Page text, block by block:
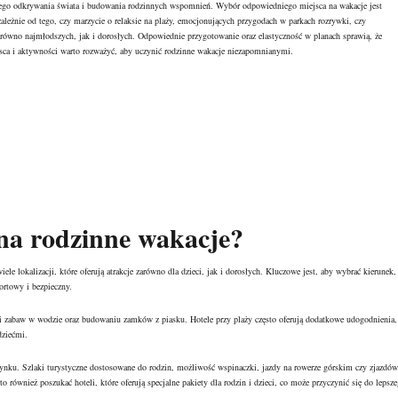
odkrywania świata i budowania rodzinnych wspomnień. Wybór odpowiedniego miejsca na wakacje jest
od tego, czy marzycie o relaksie na plaży, emocjonujących przygodach w parkach rozrywki, czy
najmłodszych, jak i dorosłych. Odpowiednie przygotowanie oraz elastyczność w planach sprawią, że
i aktywności warto rozważyć, aby uczynić rodzinne wakacje niezapomnianymi.
rodzinne wakacje?
lokalizacji, które oferują atrakcje zarówno dla dzieci, jak i dorosłych. Kluczowe jest, aby wybrać kierunek,
i bezpieczny.
w wodzie oraz budowaniu zamków z piasku. Hotele przy plaży często oferują dodatkowe udogodnienia,
Szlaki turystyczne dostosowane do rodzin, możliwość wspinaczki, jazdy na rowerze górskim czy zjazdów
poszukać hoteli, które oferują specjalne pakiety dla rodzin i dzieci, co może przyczynić się do